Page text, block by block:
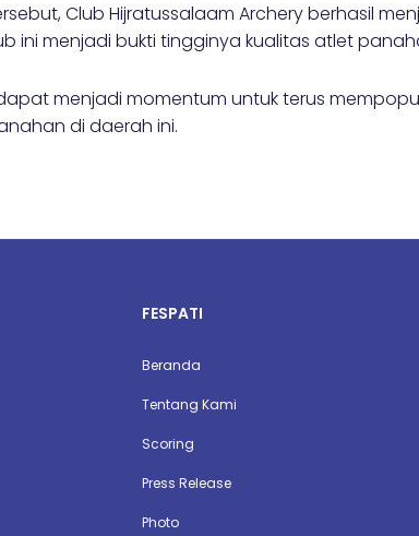
Club Hijratussalaam Archery berhasil
ini menjadi bukti tingginya kualitas atlet
menjadi momentum untuk terus
di daerah ini.
FESPATI
Beranda
Tentang Kami
Scoring
Press Release
Photo